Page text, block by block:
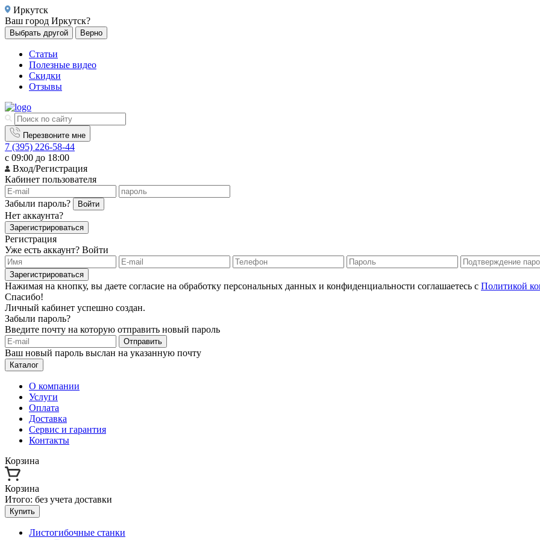
Иркутск
Ваш город Иркутск?
Выбрать другой Верно
Статьи
Полезные видео
Скидки
Отзывы
Перезвоните мне
7 (395) 226-58-44
с 09:00 до 18:00
Вход/Регистрация
Кабинет пользователя
Забыли пароль? Войти
Нет аккаунта?
Зарегистрироваться
Регистрация
Уже есть аккаунт? Войти
Зарегистрироваться
Нажимая на кнопку, вы даете согласие на обработку персональных данных и конфиденциальности соглашаетесь с Политикой
Спасибо!
Личный кабинет успешно создан.
Забыли пароль?
Введите почту на которую отправить новый пароль
Отправить
Ваш новый пароль выслан на указанную почту
Каталог
О компании
Услуги
Оплата
Доставка
Сервис и гарантия
Контакты
Корзина
Корзина
Итого: без учета доставки
Купить
Листогибочные станки